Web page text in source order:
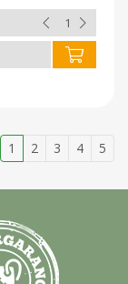
1 2 3 4 5